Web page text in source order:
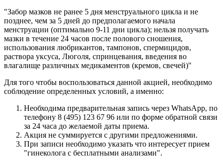
"Забор мазков не ранее 5 дня менструального цикла и не
позднее, чем за 5 дней до предполагаемого начала
менструации (оптимально 9-11 дни цикла); нельзя получать
мазки в течение 24 часов после полового сношения,
использования любрикантов, тампонов, спермицидов,
раствора уксуса, Люголя, спринцевания, введения во
влагалище различных медикаментов (кремов, свечей)"
Для того чтобы воспользоваться данной акцией, необходимо
соблюдение определенных условий, а именно:
Необходима предварительная запись через WhatsApp, по
телефону 8 (495) 123 67 96 или по форме обратной связи
за 24 часа до желаемой даты приема.
Акция не суммируется с другими предложениями.
При записи необходимо указать что интересует прием
"гинеколога с бесплатными анализами".